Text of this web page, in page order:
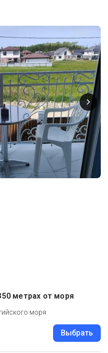
метрах от моря
моря
Выбрать